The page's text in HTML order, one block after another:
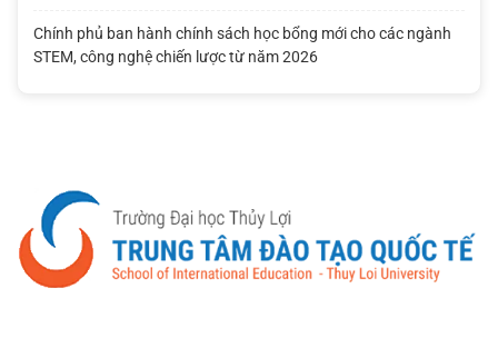
Chính phủ ban hành chính sách học bổng mới cho các ngành
STEM, công nghệ chiến lược từ năm 2026